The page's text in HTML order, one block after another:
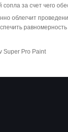
за счет чего
облегчит
Super Pro Paint